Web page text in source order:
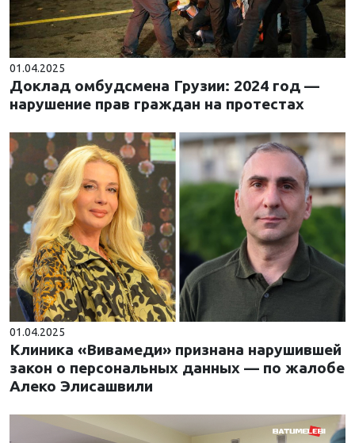
01.04.2025
Доклад омбудсмена Грузии: 2024 год —
нарушение прав граждан на протестах
01.04.2025
Клиника «Вивамеди» признана нарушившей
закон о персональных данных — по жалобе
Алеко Элисашвили